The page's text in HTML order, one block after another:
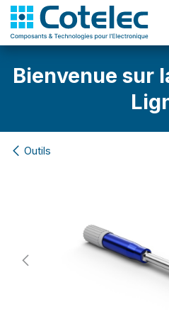
Bienvenue sur
Outils